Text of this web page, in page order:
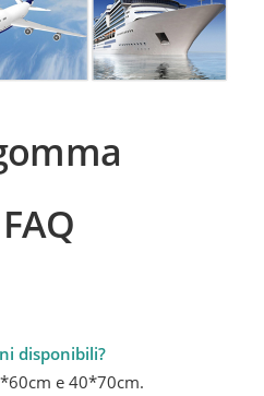
FAQ
disponibili?
e 40*70cm.